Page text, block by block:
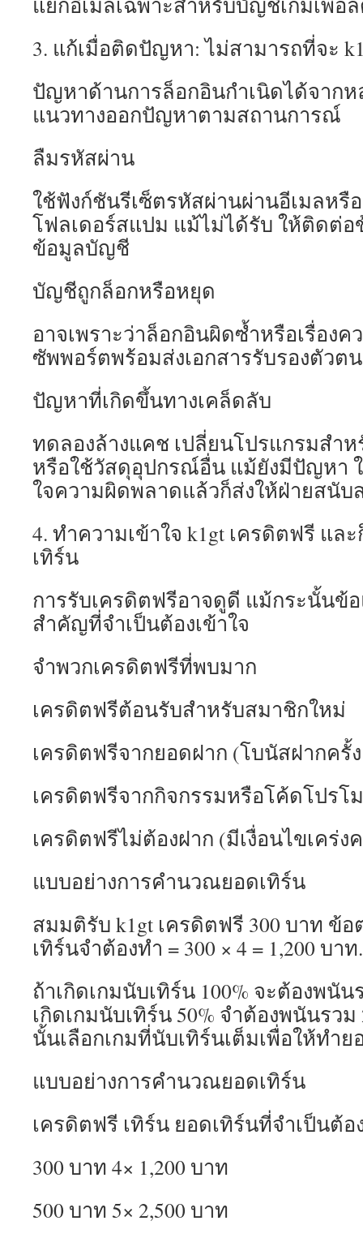
3. แก้เมื่อติดปัญหา: ไม่สามารถที่จะ
ปัญหาด้านการล็อกอินกำเนิดได้จาก
แนวทางออกปัญหาตามสถานการณ์
ลืมรหัสผ่าน
ใช้ฟังก์ชันรีเซ็ตรหัสผ่านผ่านอีเมลหรื
โฟลเดอร์สแปม แม้ไม่ได้รับ ให้ติดต่
ข้อมูลบัญชี
บัญชีถูกล็อกหรือหยุด
อาจเพราะว่าล็อกอินผิดซ้ำหรือเรื่อง
ซัพพอร์ตพร้อมส่งเอกสารรับรองตัวต
ปัญหาที่เกิดขึ้นทางเคล็ดลับ
ทดลองล้างแคช เปลี่ยนโปรแกรมสำห
หรือใช้วัสดุอุปกรณ์อื่น แม้ยังมีปัญหา
ใจความผิดพลาดแล้วก็ส่งให้ฝ่ายสนับ
4. ทำความเข้าใจ k1gt เครดิตฟรี แ
เทิร์น
การรับเครดิตฟรีอาจดูดี แม้กระนั้นข้
สำคัญที่จำเป็นต้องเข้าใจ
จำพวกเครดิตฟรีที่พบมาก
เครดิตฟรีต้อนรับสำหรับสมาชิกใหม่
เครดิตฟรีจากยอดฝาก (โบนัสฝากครั้
เครดิตฟรีจากกิจกรรมหรือโค้ดโปรโ
เครดิตฟรีไม่ต้องฝาก (มีเงื่อนไขเคร่ง
แบบอย่างการคำนวณยอดเทิร์น
สมมติรับ k1gt เครดิตฟรี 300 บาท ข้
เทิร์นจำต้องทำ = 300 × 4 = 1,200 บาท.
ถ้าเกิดเกมนับเทิร์น 100% จะต้องพนั
เกิดเกมนับเทิร์น 50% จำต้องพนันรว
นั้นเลือกเกมที่นับเทิร์นเต็มเพื่อให้ทำ
แบบอย่างการคำนวณยอดเทิร์น
เครดิตฟรี เทิร์น ยอดเทิร์นที่จำเป็นต้อ
300 บาท 4× 1,200 บาท
500 บาท 5× 2,500 บาท